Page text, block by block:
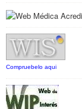
Compruebelo aqui